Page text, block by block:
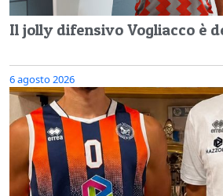
Il jolly difensivo Vogliacco è
6 agosto 2026